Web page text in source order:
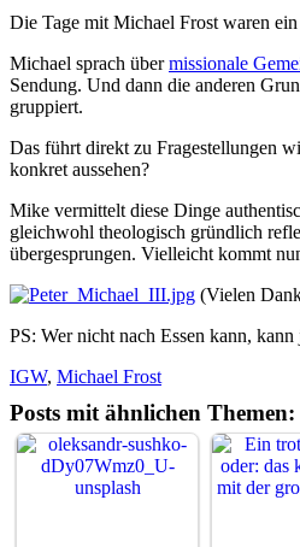
Die Tage mit Michael Frost waren
Michael sprach übermissionale
Sendung. Und dann die anderen
gruppiert.
Das führt direkt zu Fragestellungen
konkret aussehen?
Mike vermittelt diese Dinge
gleichwohl theologisch gründlich
übergesprungen. Vielleicht kommt
(Vielen
PS: Wer nicht nach Essen kann,
IGW, Michael Frost
Posts mit ähnlichen Themen: